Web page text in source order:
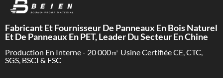
Fabricant Et Fournisseur De Panneaux En Bois Naturel
Et De Panneaux En PET, Leader Du Secteur En Chine
Production En Interne - 20 000㎡ Usine Certifiée CE, CTC,
SGS, BSCI & FSC